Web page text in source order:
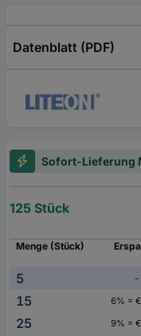
Datenblatt (PDF)
Sofort-Lieferung
125 Stück
Menge (Stück)
5 -
15
6% =
25
9% =